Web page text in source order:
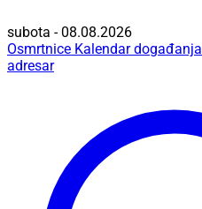
subota - 08.08.2026
Osmrtnice Kalendar događanja
adresar